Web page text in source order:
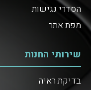
הסדרי נגישות
מפת אתר
שירותי החנות
בדיקת ראיה